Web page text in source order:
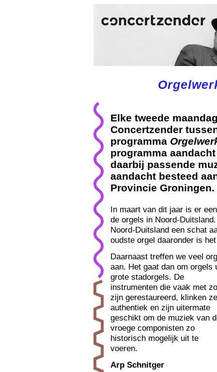
Elke tweede
Concertzender
programma
programma
daarbij passende
aandacht besteed
Provincie Groningen.
In maart van dit jaar is er
de orgels in Noord-
Noord-Duitsland een schat
oudste orgel daaronder is
Daarnaast treffen we veel
aan. Het gaat dan om
grote stadorgels. De
instrumenten die vaak met
zijn gerestaureerd, klinken
authentiek en zijn uitermate
geschikt om de muziek van
vroege componisten zo
historisch mogelijk uit te
voeren.
Arp Schnitger